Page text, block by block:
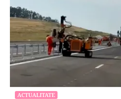
ACTUALITATE